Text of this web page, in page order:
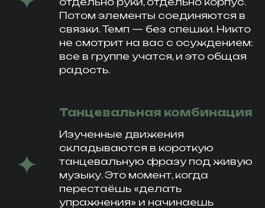
Потом элементы соединяются в
связки. Темп — без спешки. Никто
не смотрит на вас с осуждением:
все в группе учатся, и это общая
радость.
Танцевальная комбинация
Изученные движения
складываются в короткую
танцевальную фразу под живую
музыку. Это момент, когда
перестаёшь «делать
упражнения» и начинаешь